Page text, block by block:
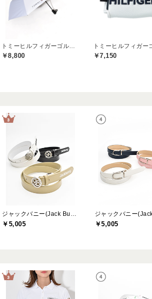
￥8,800 ￥7,150
￥5,005 ￥5,005